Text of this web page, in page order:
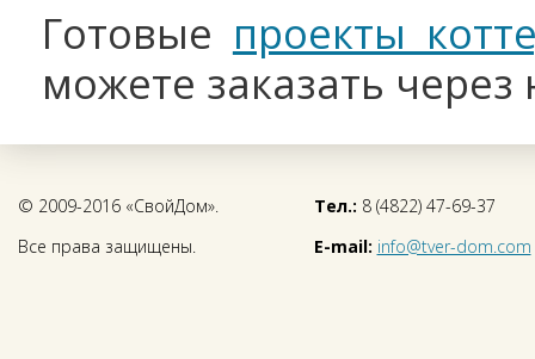
Готовые проекты
можете заказать
© 2009-2016 «СвойДом».
Все права защищены.
Тел.: 8 (4822) 47-69-37
E-mail: info@tver-dom.com